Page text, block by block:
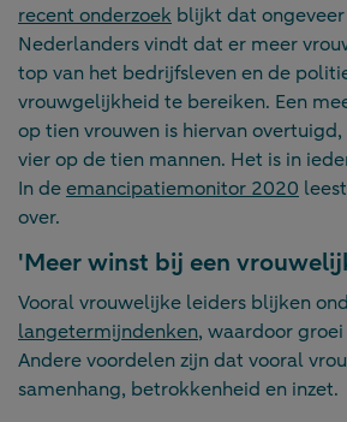
recent onderzoek blijkt dat
Nederlanders vindt dat er meer
top van het bedrijfsleven en de
vrouwgelijkheid te bereiken. Een
op tien vrouwen is hiervan
vier op de tien mannen. Het is in
In deemancipatiemonitor 2020
over.
'Meer winst bij een
Vooral vrouwelijke leiders blijken
langetermijndenken, waardoor
Andere voordelen zijn dat vooral
samenhang, betrokkenheid en inzet.